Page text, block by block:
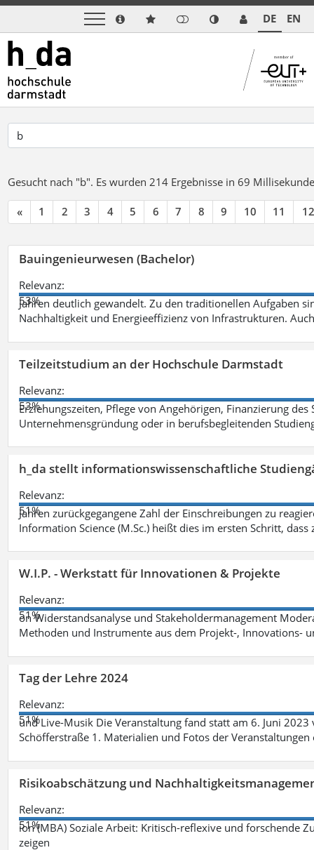
DE EN
Gesucht nach "b". Es wurden 214 Ergebnisse in 69
« 1 2 3 4 5 6 7 8 9 10 11 12
Bauingenieurwesen (Bachelor)
Relevanz:
53%
Jahren deutlich gewandelt. Zu den traditionellen Aufgaben
Nachhaltigkeit und Energieeffizienz von Infrastrukturen.
Teilzeitstudium an der Hochschule Darmstadt
Relevanz:
53%
Erziehungszeiten, Pflege von Angehörigen, Finanzierung
Unternehmensgründung oder in berufsbegleitenden
h_da stellt informationswissenschaftliche
Relevanz:
51%
Jahren zurückgegangene Zahl der Einschreibungen zu
Information Science (M.Sc.) heißt dies im ersten Schritt,
W.I.P. - Werkstatt für Innovationen & Projekte
Relevanz:
51%
on Widerstandsanalyse und Stakeholdermanagement
Methoden und Instrumente aus dem Projekt-, Innovations-
Tag der Lehre 2024
Relevanz:
51%
und Live-Musik Die Veranstaltung fand statt am 6. Juni
Schöfferstraße 1. Materialien und Fotos der
Risikoabschätzung und
Relevanz:
51%
ion (MBA) Soziale Arbeit: Kritisch-reflexive und forschende
zeigen